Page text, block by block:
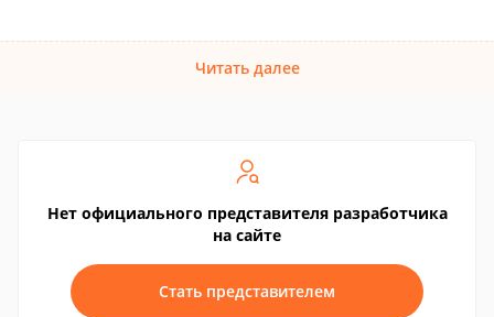
Читать далее
Нет официального представителя разработчика
на сайте
Стать представителем